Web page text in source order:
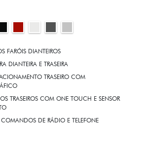
FARÓIS DIANTEIROS
DIANTEIRA E TRASEIRA
TRASEIRO COM
TRASEIROS COM ONE TOUCH E SENSOR
DE RÁDIO E TELEFONE